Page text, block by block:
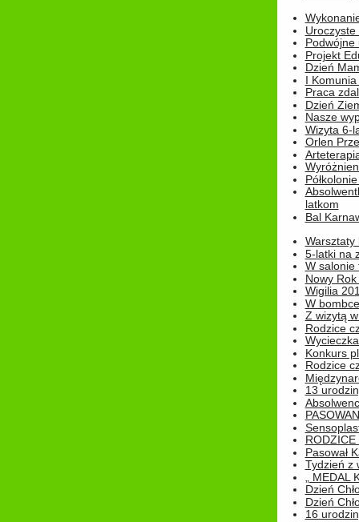
Podwójne
Projekt
Dzień
I
Praca
Dzień
Nasze
Wizyta 6-
Orlen
latkom
Bal
Warsztaty
5-latki na
W salonie
Nowy
Wigilia
W bombce
Z wizytą
Rodzice
Konkurs
Rodzice
13
Pasował
Tydzień z
„
Dzień
Dzień
16